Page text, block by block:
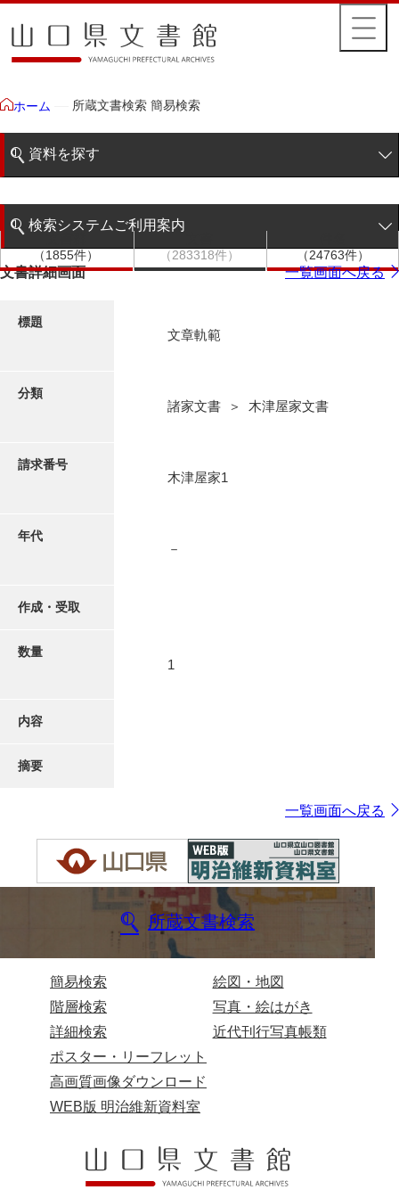
ホーム 所蔵文書検索 簡易検索
資料を探す
階層検索
写真・絵はがき
近代刊行写真帳類
検索システムご利用案内
検索システムの利用について
（1855件）
（283318件）
（24763件）
文書詳細画面 一覧画面へ戻る
標題
文章軌範
分類
諸家文書 ＞ 木津屋家文書
請求番号
木津屋家1
年代
－
作成・受取
数量
1
内容
摘要
一覧画面へ戻る
所蔵文書検索
簡易検索
階層検索
詳細検索
絵図・地図
写真・絵はがき
近代刊行写真帳類
ポスター・リーフレット
高画質画像ダウンロード
WEB版 明治維新資料室